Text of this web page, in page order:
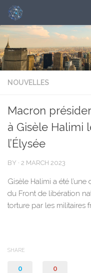
NOUVELLES
Macron
à Gisèle Halimi
l’Élysée
BY · 2 MARCH 2023
Gisèle Halimi a été
du Front de libération
torture par les militaires
SHARE
0 0